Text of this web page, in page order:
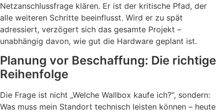
Netzanschlussfrage klären. Er ist der kritische Pfad, der
alle weiteren Schritte beeinflusst. Wird er zu spät
adressiert, verzögert sich das gesamte Projekt –
unabhängig davon, wie gut die Hardware geplant ist.
Planung vor Beschaffung: Die richtige
Reihenfolge
Die Frage ist nicht „Welche Wallbox kaufe ich?“, sondern:
Was muss mein Standort technisch leisten können – heute